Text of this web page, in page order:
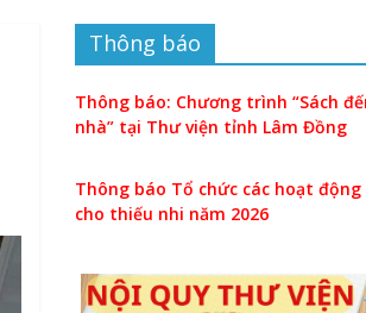
Thông báo
Thông báo: Chương trình “Sách
nhà” tại Thư viện tỉnh Lâm Đồng
Thông báo Tổ chức các hoạt động
cho thiếu nhi năm 2026